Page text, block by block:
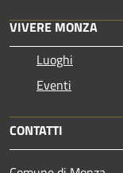
VIVERE MONZA
Luoghi
Eventi
CONTATTI